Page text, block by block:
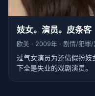
妓女。演员。皮条客
欧美 · 2009年 · 剧情/犯罪/
过气女演员为还债假扮
下全是失业的戏剧演员。